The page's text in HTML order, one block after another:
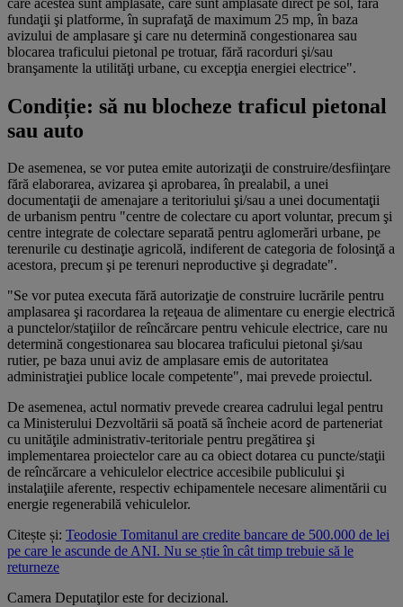
fundaţii şi platforme, în suprafaţă de maximum 25 mp, în baza
avizului de amplasare şi care nu determină congestionarea sau
blocarea traficului pietonal pe trotuar, fără racorduri şi/sau
branşamente la utilităţi urbane, cu excepţia energiei electrice".
Condiție: să nu blocheze traficul pietonal
sau auto
De asemenea, se vor putea emite autorizaţii de construire/desfiinţare
fără elaborarea, avizarea şi aprobarea, în prealabil, a unei
documentaţii de amenajare a teritoriului şi/sau a unei documentaţii
de urbanism pentru "centre de colectare cu aport voluntar, precum şi
centre integrate de colectare separată pentru aglomerări urbane, pe
terenurile cu destinaţie agricolă, indiferent de categoria de folosinţă a
acestora, precum şi pe terenuri neproductive şi degradate".
"Se vor putea executa fără autorizaţie de construire lucrările pentru
amplasarea şi racordarea la reţeaua de alimentare cu energie electrică
a punctelor/staţiilor de reîncărcare pentru vehicule electrice, care nu
determină congestionarea sau blocarea traficului pietonal şi/sau
rutier, pe baza unui aviz de amplasare emis de autoritatea
administraţiei publice locale competente", mai prevede proiectul.
De asemenea, actul normativ prevede crearea cadrului legal pentru
ca Ministerului Dezvoltării să poată să încheie acord de parteneriat
cu unităţile administrativ-teritoriale pentru pregătirea şi
implementarea proiectelor care au ca obiect dotarea cu puncte/staţii
de reîncărcare a vehiculelor electrice accesibile publicului şi
instalaţiile aferente, respectiv echipamentele necesare alimentării cu
energie regenerabilă vehiculelor.
Citește și: Teodosie Tomitanul are credite bancare de 500.000 de lei
pe care le ascunde de ANI. Nu se știe în cât timp trebuie să le
returneze
Camera Deputaţilor este for decizional.